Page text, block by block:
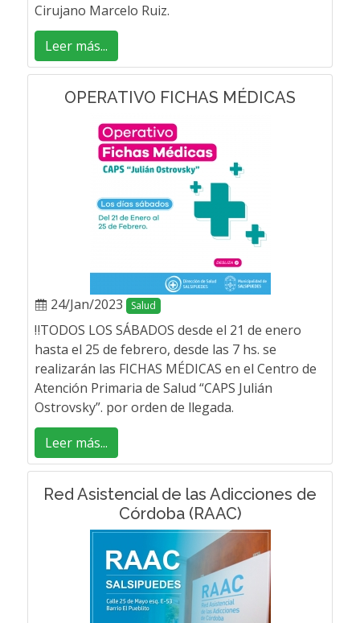
Cirujano Marcelo Ruiz.
Leer más...
OPERATIVO FICHAS MÉDICAS
24/Jan/2023 Salud
‼️TODOS LOS SÁBADOS desde el 21 de enero
hasta el 25 de febrero, desde las 7 hs. se
realizarán las FICHAS MÉDICAS en el Centro de
Atención Primaria de Salud “CAPS Julián
Ostrovsky”. por orden de llegada.
Leer más...
Red Asistencial de las Adicciones de
Córdoba (RAAC)